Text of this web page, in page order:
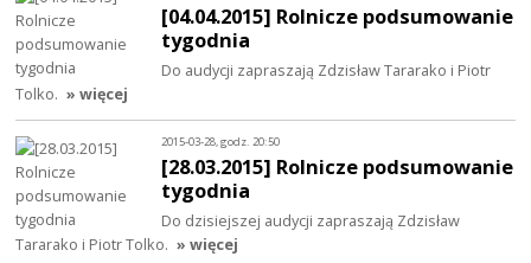
[04.04.2015] Rolnicze podsumowanie
tygodnia
Do audycji zapraszają Zdzisław Tararako i Piotr
Tolko. » więcej
2015-03-28, godz. 20:50
[28.03.2015] Rolnicze podsumowanie
tygodnia
Do dzisiejszej audycji zapraszają Zdzisław
Tararako i Piotr Tolko. » więcej